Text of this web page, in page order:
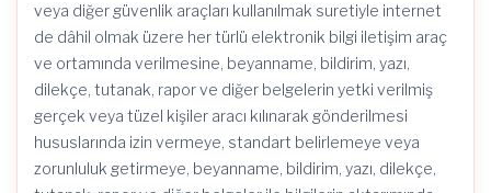
veya diğer güvenlik araçları kullanılmak suretiyle internet
de dâhil olmak üzere her türlü elektronik bilgi iletişim araç
ve ortamında verilmesine, beyanname, bildirim, yazı,
dilekçe, tutanak, rapor ve diğer belgelerin yetki verilmiş
gerçek veya tüzel kişiler aracı kılınarak gönderilmesi
hususlarında izin vermeye, standart belirlemeye veya
zorunluluk getirmeye, beyanname, bildirim, yazı, dilekçe,